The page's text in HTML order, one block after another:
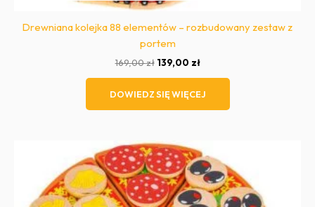
Drewniana kolejka 88 elementów – rozbudowany zestaw z
portem
169,00zł Pierwotna
169,00 zł.
139,00 złAktualna
139,00 zł.
DOWIEDZ SIĘ WIĘCEJ